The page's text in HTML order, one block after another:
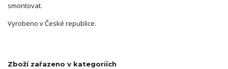
smontovat.
Vyrobeno v České republice.
Zboží zařazeno v kategoriích